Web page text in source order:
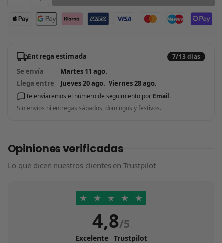
Entrega estimada 7/13 días
Se envía
Martes 11 ago.
Llega entre
Jueves 20 ago.–Viernes 28 ago.
Te enviaremos el número de seguimiento por Email.
Sin envíos ni entregas sábados, domingos y festivos.
Opiniones verificadas
Lo que dicen nuestros clientes en Trustpilot
★ ★ ★ ★ ★
4,8/5
Excelente · Trustpilot